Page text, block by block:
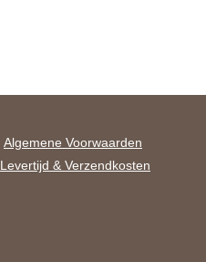
Algemene Voorwaarden
Levertijd & Verzendkosten